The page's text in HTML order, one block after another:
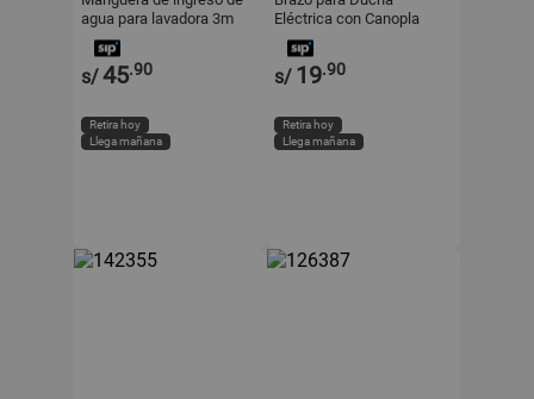
agua para lavadora 3m
Metusa
s/45.90
Retira hoy
Llega mañana
Eléctrica con Canopla
Orange
s/ 19.90
Retira hoy
Llega mañana